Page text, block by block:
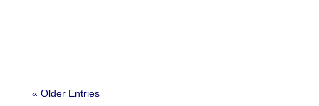
« Older Entries